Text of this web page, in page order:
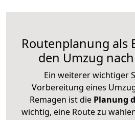
Routenplanung als
den Umzug
Ein weiterer wichtiger
Vorbereitung eines
Remagen ist diePlanung
wichtig, eine Route zu